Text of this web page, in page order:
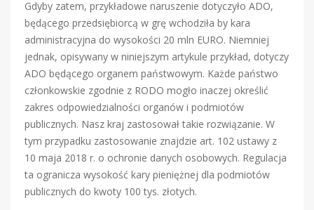
Gdyby zatem, przykładowe naruszenie dotyczyło ADO,
będącego przedsiębiorcą w grę wchodziła by kara
administracyjna do wysokości 20 mln EURO. Niemniej
jednak, opisywany w niniejszym artykule przykład, dotyczy
ADO będącego organem państwowym. Każde państwo
członkowskie zgodnie z RODO mogło inaczej określić
zakres odpowiedzialności organów i podmiotów
publicznych. Nasz kraj zastosował takie rozwiązanie. W
tym przypadku zastosowanie znajdzie art. 102 ustawy z
10 maja 2018 r. o ochronie danych osobowych. Regulacja
ta ogranicza wysokość kary pieniężnej dla podmiotów
publicznych do kwoty 100 tys. złotych.